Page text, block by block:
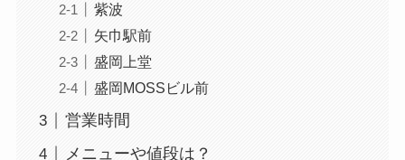
紫波
矢巾駅前
盛岡上堂
盛岡MOSSビル前
営業時間
メニューや値段は？